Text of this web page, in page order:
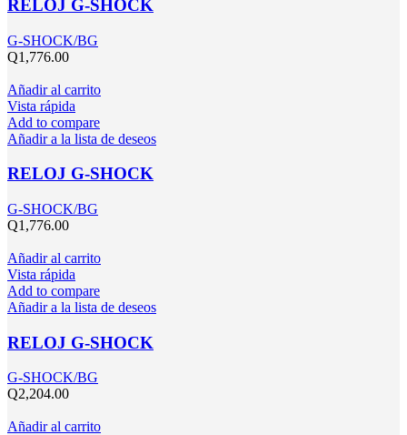
RELOJ G-SHOCK
G-SHOCK/BG
Q1,776.00
Añadir al carrito
Vista rápida
Add to compare
Añadir a la lista de deseos
RELOJ G-SHOCK
G-SHOCK/BG
Q1,776.00
Añadir al carrito
Vista rápida
Add to compare
Añadir a la lista de deseos
RELOJ G-SHOCK
G-SHOCK/BG
Q2,204.00
Añadir al carrito